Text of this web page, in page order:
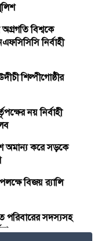
বিশ্বকে
নির্বাহী
শিল্পীগোষ্ঠীর
নয় নির্বাহী
অমান্য করে সড়কে
বিজয় র‍্যালি
পরিবারের সদস্যসহ